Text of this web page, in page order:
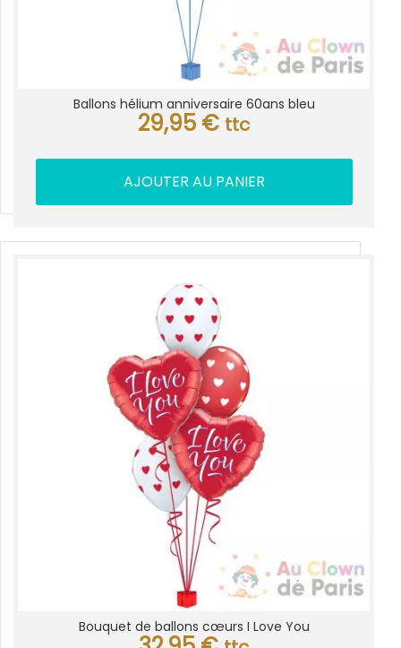
Ballons hélium anniversaire 60ans bleu
29,95 € ttc
AJOUTER AU PANIER
Bouquet de ballons cœurs I Love You